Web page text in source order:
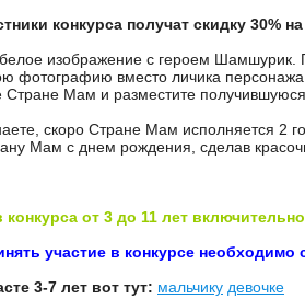
конкурса получат скидку 30%
изображение с героем Шамшурик.
фотографию вместо личика
Мам и разместите получившуюся
скоро Стране Мам исполняется 2
Мам с днем рождения, сделав
конкурса от 3 до 11 лет
участие в конкурсе необходимо
3-7 лет вот тут: мальчику девочке